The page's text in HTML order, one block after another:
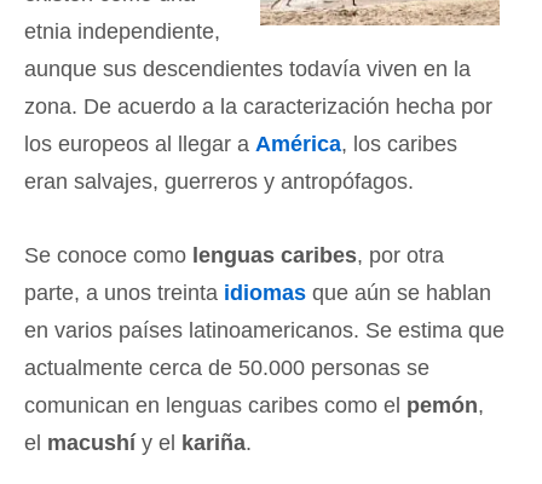
etnia independiente,
aunque sus descendientes todavía viven en la
zona. De acuerdo a la caracterización hecha por
los europeos al llegar a América, los caribes
eran salvajes, guerreros y antropófagos.
Se conoce como lenguas caribes, por otra
parte, a unos treinta idiomas que aún se hablan
en varios países latinoamericanos. Se estima que
actualmente cerca de 50.000 personas se
comunican en lenguas caribes como el pemón,
el macushí y el kariña.